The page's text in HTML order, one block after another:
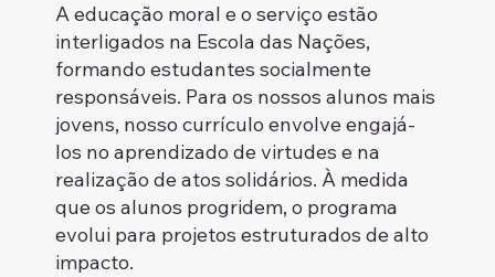
A educação moral e o serviço estão
interligados na Escola das Nações,
formando estudantes socialmente
responsáveis. Para os nossos alunos mais
jovens, nosso currículo envolve engajá-
los no aprendizado de virtudes e na
realização de atos solidários. À medida
que os alunos progridem, o programa
evolui para projetos estruturados de alto
impacto.